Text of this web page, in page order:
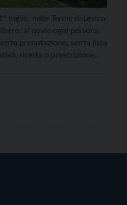
luglio, nelle Terme di Levico
al quale ogni persona
prenotazione, senza lista
ricetta o prescrizione